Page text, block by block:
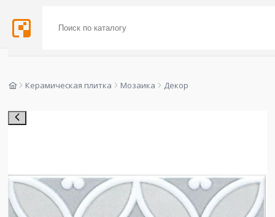
Керамическая плитка Мозаика Декор